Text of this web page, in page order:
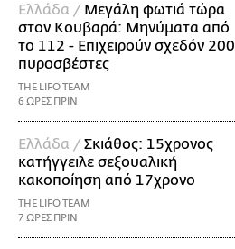
Ελλάδα / Μεγάλη φωτιά τώρα
στον Κουβαρά: Μηνύματα από
το 112 - Επιχειρούν σχεδόν 200
πυροσβέστες
THE LIFO TEAM
6 ΩΡΕΣ ΠΡΙΝ
Ελλάδα /Σκιάθος: 15χρονος
κατήγγειλε σεξουαλική
κακοποίηση από 17χρονο
THE LIFO TEAM
7 ΩΡΕΣ ΠΡΙΝ